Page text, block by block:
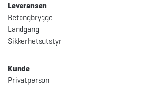
Leveransen
Betongbrygge
Landgang
Sikkerhetsutstyr
Kunde
Privatperson